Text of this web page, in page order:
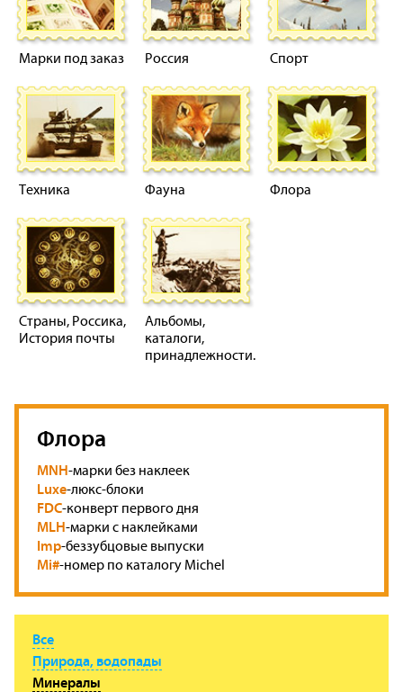
Марки под заказ Россия Спорт
Техника Фауна Флора
Страны, Россика,
История почты
Альбомы,
каталоги,
принадлежности.
Флора
MNH-марки без наклеек
Luxe-люкс-блоки
FDC-конверт первого дня
MLH-марки с наклейками
Imp-беззубцовые выпуски
Mi#-номер по каталогу Michel
Все
Природа, водопады
Минералы